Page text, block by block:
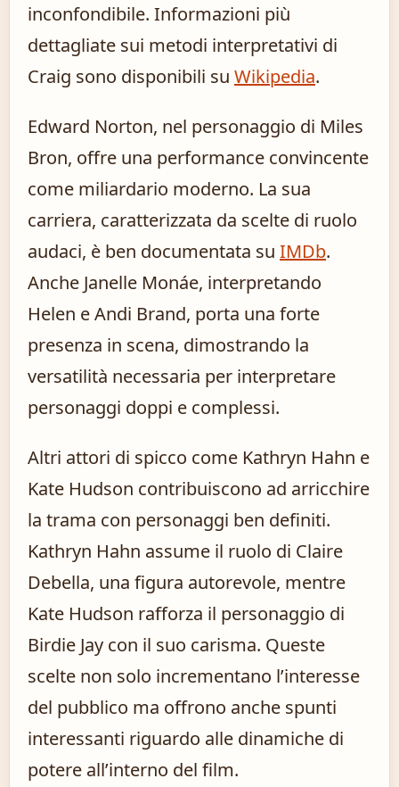
inconfondibile. Informazioni più
dettagliate sui metodi interpretativi di
Craig sono disponibili su Wikipedia.
Edward Norton, nel personaggio di Miles
Bron, offre una performance convincente
come miliardario moderno. La sua
carriera, caratterizzata da scelte di ruolo
audaci, è ben documentata su IMDb.
Anche Janelle Monáe, interpretando
Helen e Andi Brand, porta una forte
presenza in scena, dimostrando la
versatilità necessaria per interpretare
personaggi doppi e complessi.
Altri attori di spicco come Kathryn Hahn e
Kate Hudson contribuiscono ad arricchire
la trama con personaggi ben definiti.
Kathryn Hahn assume il ruolo di Claire
Debella, una figura autorevole, mentre
Kate Hudson rafforza il personaggio di
Birdie Jay con il suo carisma. Queste
scelte non solo incrementano l’interesse
del pubblico ma offrono anche spunti
interessanti riguardo alle dinamiche di
potere all’interno del film.